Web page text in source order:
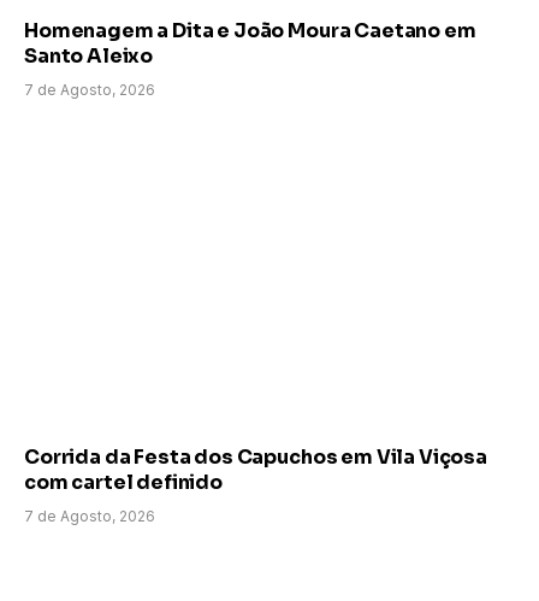
Homenagem a Dita e João Moura Caetano em
Santo Aleixo
7 de Agosto, 2026
Corrida da Festa dos Capuchos em Vila Viçosa
com cartel definido
7 de Agosto, 2026